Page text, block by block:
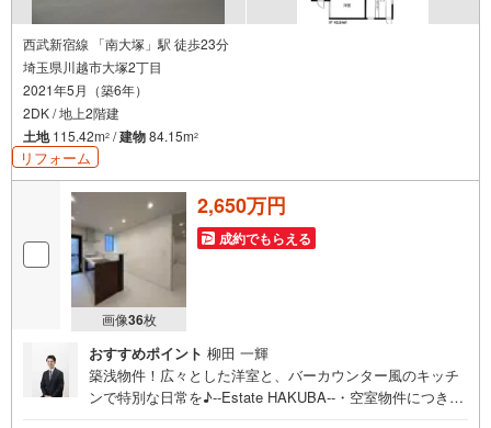
西武新宿線 「南大塚」駅 徒歩23分
埼玉県川越市大塚2丁目
2021年5月（築6年）
2DK / 地上2階建
土地115.42m2 /建物84.15m2
リフォーム
画像36枚
2,650万円
成約でもらえる
おすすめポイント 柳田 一輝
築浅物件！広々とした洋室と、バーカウンター風のキッチ
ンで特別な日常を♪--Estate HAKUBA--・空室物件につき、